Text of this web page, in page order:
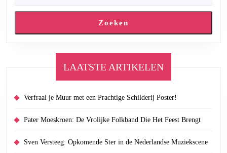
Zoeken
LAATSTE ARTIKELEN
Verfraai je Muur met een Prachtige Schilderij Poster!
Pater Moeskroen: De Vrolijke Folkband Die Het Feest Brengt
Sven Versteeg: Opkomende Ster in de Nederlandse Muziekscene